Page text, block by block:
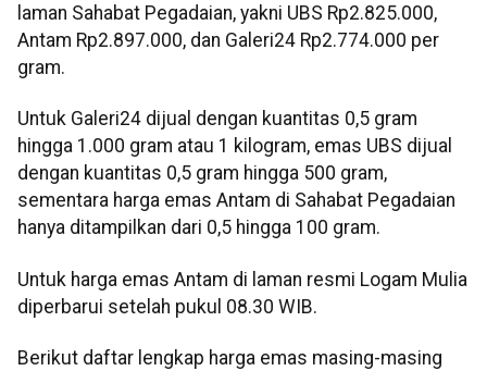
laman Sahabat Pegadaian, yakni UBS Rp2.825.000,
Antam Rp2.897.000, dan Galeri24 Rp2.774.000 per
gram.
Untuk Galeri24 dijual dengan kuantitas 0,5 gram
hingga 1.000 gram atau 1 kilogram, emas UBS dijual
dengan kuantitas 0,5 gram hingga 500 gram,
sementara harga emas Antam di Sahabat Pegadaian
hanya ditampilkan dari 0,5 hingga 100 gram.
Untuk harga emas Antam di laman resmi Logam Mulia
diperbarui setelah pukul 08.30 WIB.
Berikut daftar lengkap harga emas masing-masing